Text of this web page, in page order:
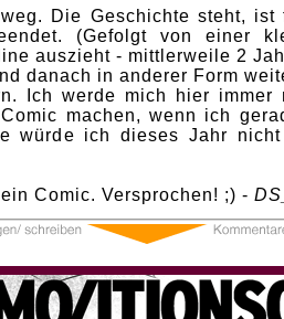
Die Geschichte steht, ist
(Gefolgt von einer
auszieht - mittlerweile 2
danach in anderer Form
Ich werde mich hier immer
machen, wenn ich
würde ich dieses Jahr
Comic. Versprochen! ;) -